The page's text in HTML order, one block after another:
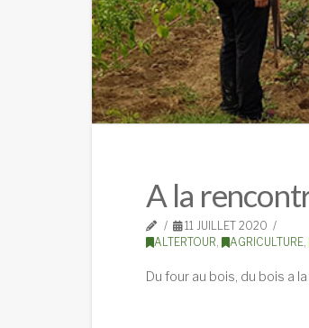
A la
11 JUILLET 2020
ALTERTOUR
AGRICULTURE
Du four au bois, du bois a